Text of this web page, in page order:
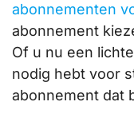
abonnementen
abonnement
Of u nu een
nodig hebt voor
abonnement dat